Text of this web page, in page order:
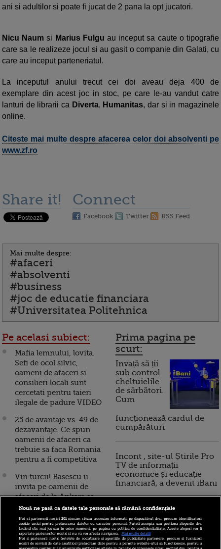
ani si adultilor si poate fi jucat de 2 pana la opt jucatori.
Nicu Naumsi Marius Fulgu au inceput sa caute o tipografie
care sa le realizeze jocul si au gasit o companie din Galati, cu
care au inceput parteneriatul.
La inceputul anului trecut cei doi aveau deja 400 de
exemplare din acest joc in stoc, pe care le-au vandut catre
lanturi de librarii ca Diverta, Humanitas, dar si in magazinele
online.
Citeste mai multe despre afacerea celor doi absolventi pe
www.zf.ro
Share it! Connect
Facebook Twitter RSS Feed
Mai multe despre:
#afaceri
#absolventi
#business
#joc de educatie financiara
#Universitatea Politehnica
Pe acelasi subiect:
Mafia lemnului, lovita.
Sefi de ocol silvic,
oameni de afaceri si
consilieri locali sunt
cercetati pentru taieri
ilegale de padure VIDEO
25 de avantaje vs. 49 de
dezavantaje. Ce spun
oamenii de afaceri ca
trebuie sa faca Romania
pentru a fi competitiva
Vin turcii! Basescu ii
invita pe oamenii de
afaceri de la Ankara sa
investeasca in Romania
Popa, BRD: "Lumea
afacerilor are succese
incredibile, dar si
Prima pagina pe
scurt:
Invață să ții
sub control
cheltuielile
de sărbători.
Cum
funcționează cardul de
cumpărături
Incont , site-ul Știrile Pro
TV de informații
economice și educație
financiară, a devenit iBani
10 reguli pentru decizii
financiare inteligente
Nouă ne pasă ca datele tale personale să rămână confidențiale
Noi și partenerii noștri201stocăm și/sau accesăm informații pe dispozitivul dvs., precum identificatorii
cookie unici pentru prelucrarea datelor cu caracter personal. Puteți accepta sau gestiona alegerile dvs.
făcând clic mai jos sau în orice moment, pe pagina cu politica de confidențialitate. Aceste alegeri vor fi
raportate partenerilor noștri și nu vă vor afecta navigarea.
Mai multe detalii
Noi si partenerii nostri (retelele de socializare si agentiile de publicitate partenere, precum si furnizorii
nostri de servicii de date analitice) prelucram date pentru a permite website-ului sa functioneze, pentru a